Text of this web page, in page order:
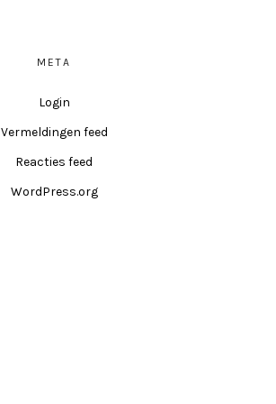
META
Login
Vermeldingen feed
Reacties feed
WordPress.org